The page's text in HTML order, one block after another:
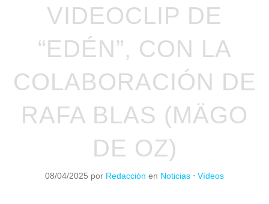
VIDEOCLIP DE
“EDÉN”, CON LA
COLABORACIÓN DE
RAFA BLAS (MÄGO
DE OZ)
08/04/2025 por Redacción en Noticias ⋅ Vídeos